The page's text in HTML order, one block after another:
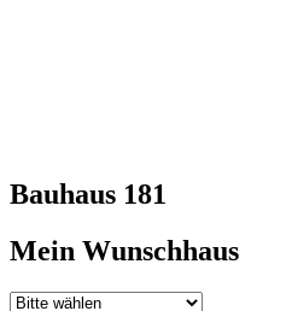
Bauhaus 181
Mein Wunschhaus